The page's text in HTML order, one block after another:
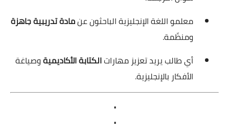
معلمو اللغة الإنجليزية الباحثون عنمادة تدريبية جاهزة
ومنظّمة.
أي طالب يريد تعزيز مهاراتالكتابة الأكاديميةوصياغة
الأفكار بالإنجليزية.
.
.